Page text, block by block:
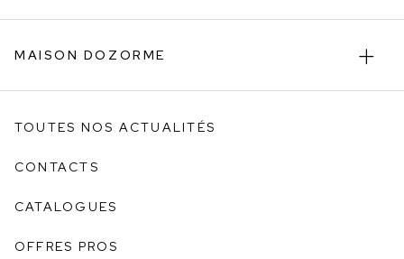
MAISON DOZORME
TOUTES NOS ACTUALITÉS
CONTACTS
CATALOGUES
OFFRES PROS